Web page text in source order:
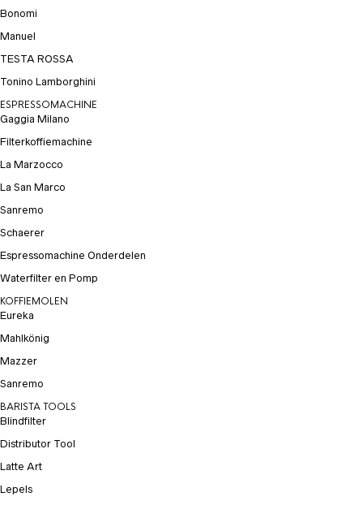
Bonomi
Manuel
TESTA ROSSA
Tonino Lamborghini
ESPRESSOMACHINE
Gaggia Milano
Filterkoffiemachine
La Marzocco
La San Marco
Sanremo
Schaerer
Espressomachine Onderdelen
Waterfilter en Pomp
KOFFIEMOLEN
Eureka
Mahlkönig
Mazzer
Sanremo
BARISTA TOOLS
Blindfilter
Distributor Tool
Latte Art
Lepels